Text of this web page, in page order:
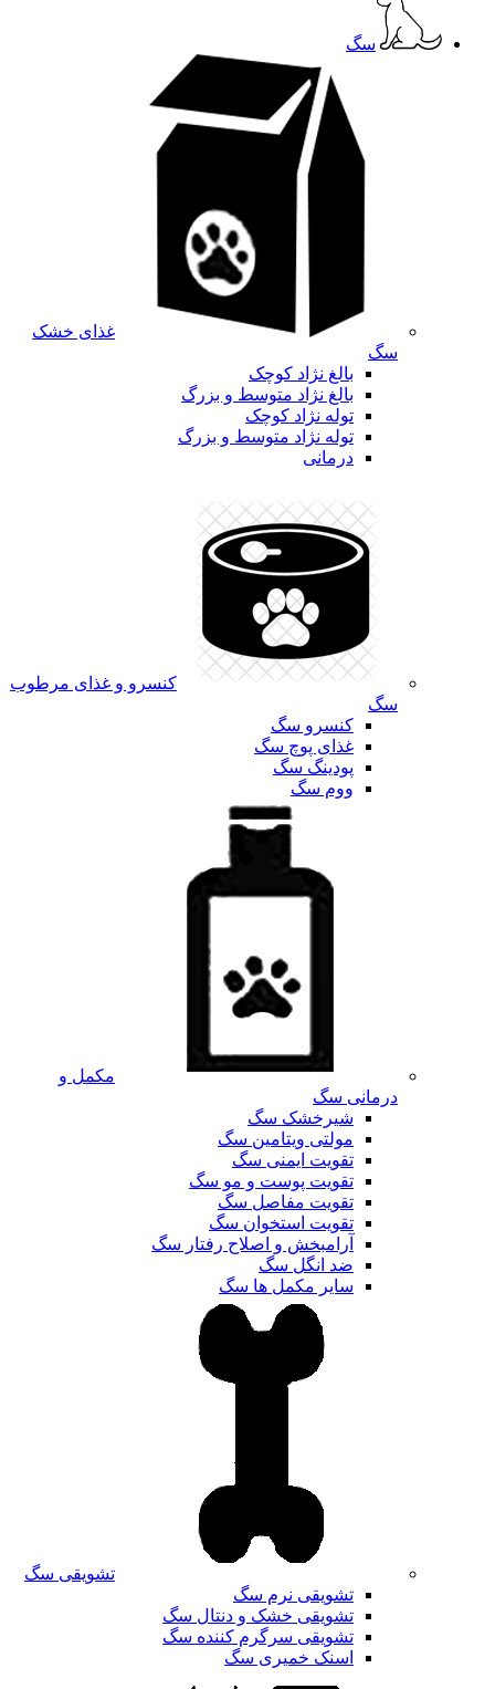
سگ
غذای خشک
سگ
بالغ نژاد کوچک
بالغ نژاد متوسط و بزرگ
توله نژاد کوچک
توله نژاد متوسط و بزرگ
درمانی
کنسرو و غذای مرطوب
سگ
کنسرو سگ
غذای پوچ سگ
پودینگ سگ
ووم سگ
مکمل و
درمانی سگ
شیرخشک سگ
مولتی ویتامین سگ
تقویت ایمنی سگ
تقویت پوست و مو سگ
تقویت مفاصل سگ
تقویت استخوان سگ
آرامبخش و اصلاح رفتار سگ
ضد انگل سگ
سایر مکمل ها سگ
تشویقی سگ
تشویقی نرم سگ
تشویقی خشک و دنتال سگ
تشویقی سرگرم کننده سگ
اسنک خمیری سگ